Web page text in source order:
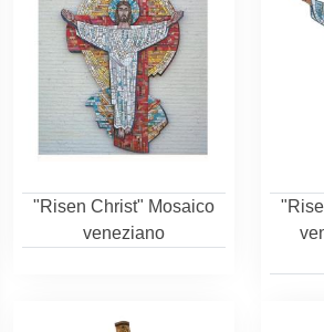
"Risen Christ" Mosaico
veneziano